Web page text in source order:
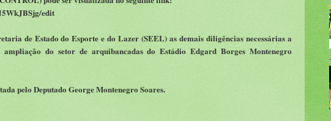
edit
de Estado do Esporte e do Lazer (SEEL) as demais diligências necessárias a
do setor de arquibancadas do Estádio Edgard Borges Montenegro
pelo Deputado George Montenegro Soares.